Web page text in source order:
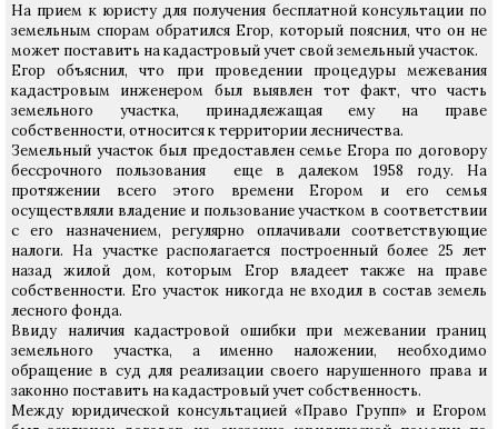
На прием к юристу для получения бесплатной консультации по
земельным спорам обратился Егор, который пояснил, что он не
может поставить на кадастровый учет свой земельный участок.
Егор объяснил, что при проведении процедуры межевания
кадастровым инженером был выявлен тот факт, что часть
земельного участка, принадлежащая ему на праве
собственности, относится к территории лесничества.
Земельный участок был предоставлен семье Егора по договору
бессрочного пользования еще в далеком 1958 году. На
протяжении всего этого времени Егором и его семья
осуществляли владение и пользование участком в соответствии
с его назначением, регулярно оплачивали соответствующие
налоги. На участке располагается построенный более 25 лет
назад жилой дом, которым Егор владеет также на праве
собственности. Его участок никогда не входил в состав земель
лесного фонда.
Ввиду наличия кадастровой ошибки при межевании границ
земельного участка, а именно наложении, необходимо
обращение в суд для реализации своего нарушенного права и
законно поставить на кадастровый учет собственность.
Между юридической консультацией «Право Групп» и Егором